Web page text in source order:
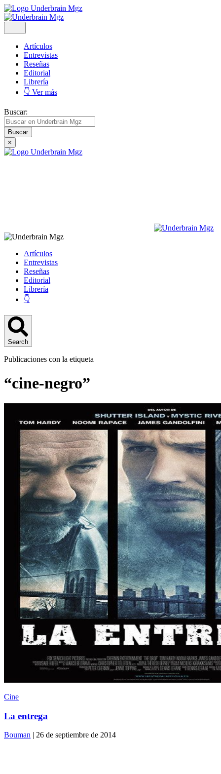
Artículos
Entrevistas
Reseñas
Editorial
Librería
👇 Ver más
Buscar:
×
Artículos
Entrevistas
Reseñas
Editorial
Librería
👇
Search
Publicaciones con la etiqueta
“cine-negro”
Cine
La entrega
Bouman | 26 de septiembre de 2014